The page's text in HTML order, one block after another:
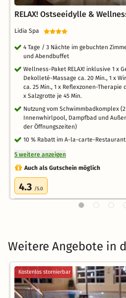
RELAX! Ostseeidylle &
Lidia Spa
4 Tage / 3 Nächte im gebuchten
und Abendbuffet
Wellness-Paket RELAX! inklusive 1 x
Dekolleté-Massage ca. 20 Min., 1 x
ca. 25 Min., 1 x Reflexzonen-Therapie
x Salzgrotte je 45 Min.
Nutzung vom Schwimmbadkomplex
Innenwhirlpool, Dampfbad und
der Öffnungszeiten)
10 % Rabatt im A-la-carte-Restaurant
5 weitere anzeigen
Auch als Gutschein möglich
4.3 /5.0
Weitere Angebote in
Kostenlos stornierbar